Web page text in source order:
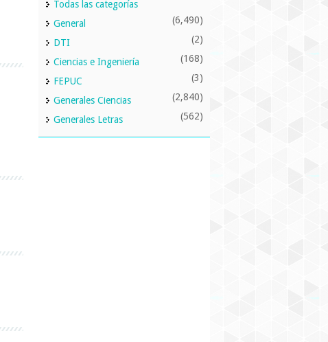
Todas las categorías
General
(6,490)
DTI (2)
Ciencias e Ingeniería (168)
FEPUC (3)
Generales Ciencias (2,840)
Generales Letras (562)